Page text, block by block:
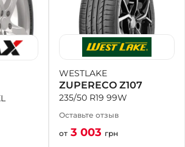
+38 (098) 911-911-4
- на Калиновой
+38 (077) 7-184-184
- Донецкое шоссе
+38 (050)-911-911-2
- Щепкина
+38 (099)-643-33-77
- Тополь
+38 (068)-923-74-19
- Калиновая
WESTLAKE
ZUPERECO Z107
235/50 R19 99W
Оставьте отзыв
от 3 003 грн